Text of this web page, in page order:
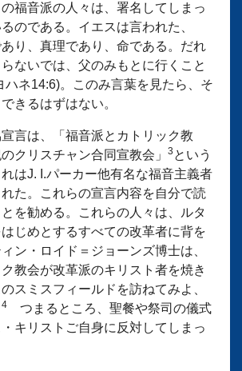
福音派の人々は、署名してしまっ
のである。イエスは言われた、
あり、真理であり、命である。だれ
ないでは、父のみもとに行くこと
ハネ14:6)。このみ言葉を見たら、そ
きるはずはない。
言は、「福音派とカトリック教
クリスチャン合同宣教会」
3 という
はJ. I.パーカー他有名な福音主義者
た。これらの宣言内容を自分で読
を勧める。これらの人々は、ルタ
じめとするすべての改革者に背を
ン・ロイド＝ジョーンズ博士は、
教会が改革派のキリスト者を焼き
スミスフィールドを訪ねてみよ、
4
つまるところ、聖餐や祭司の儀式
キリストご自身に反対してしまっ